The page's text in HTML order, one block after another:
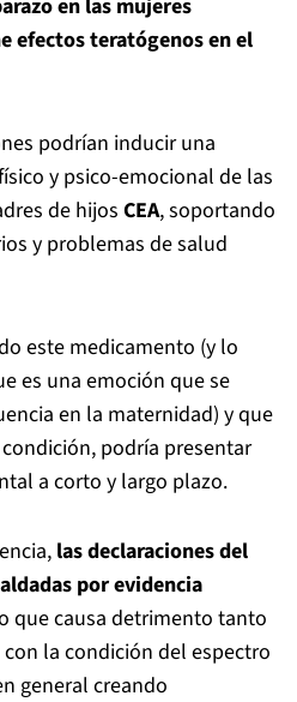
en las mujeres
efectos teratógenos en el
podrían inducir una
y psico-emocional de las
de hijos CEA, soportando
y problemas de salud
este medicamento (y lo
es una emoción que se
en la maternidad) y que
podría presentar
a corto y largo plazo.
las declaraciones del
por evidencia
que causa detrimento tanto
la condición del espectro
general creando